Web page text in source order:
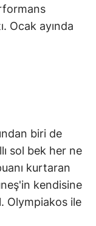
Ocak ayında
biri de
sol bek her ne
kurtaran
kendisine
Olympiakos ile